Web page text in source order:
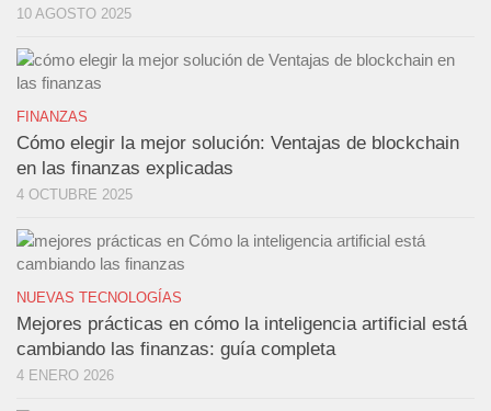
10 AGOSTO 2025
FINANZAS
Cómo elegir la mejor solución: Ventajas de blockchain
en las finanzas explicadas
4 OCTUBRE 2025
NUEVAS TECNOLOGÍAS
Mejores prácticas en cómo la inteligencia artificial está
cambiando las finanzas: guía completa
4 ENERO 2026